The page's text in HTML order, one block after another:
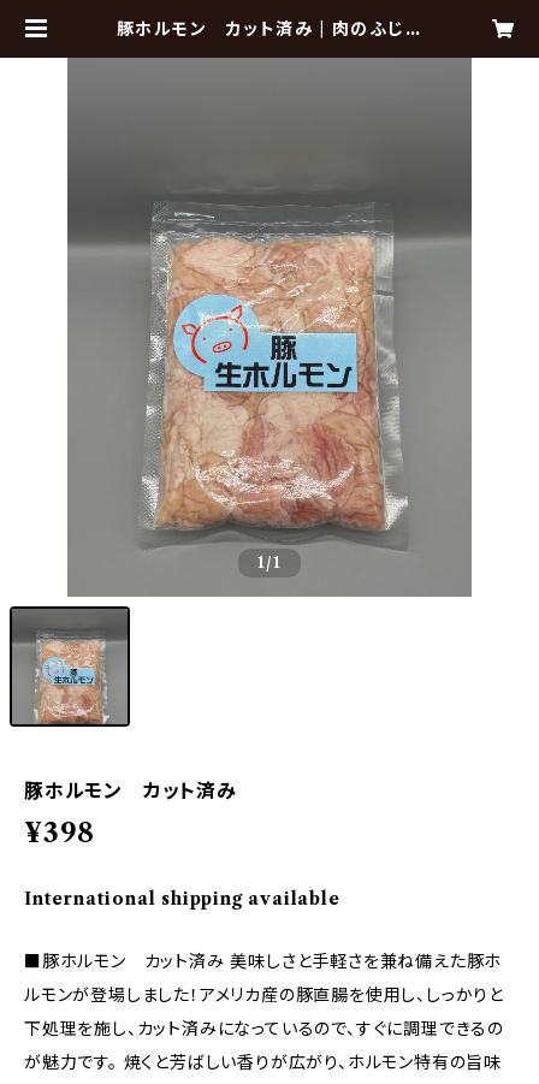
豚ホルモン カット済み | 肉のふじた
1/1
豚ホルモン カット済み
¥398
International shipping available
■豚ホルモン カット済み 美味しさと手軽さを兼ね備えた豚ホ
ルモンが登場しました！アメリカ産の豚直腸を使用し、しっかりと
下処理を施し、カット済みになっているので、すぐに調理できるの
が魅力です。 焼くと芳ばしい香りが広がり、ホルモン特有の旨味